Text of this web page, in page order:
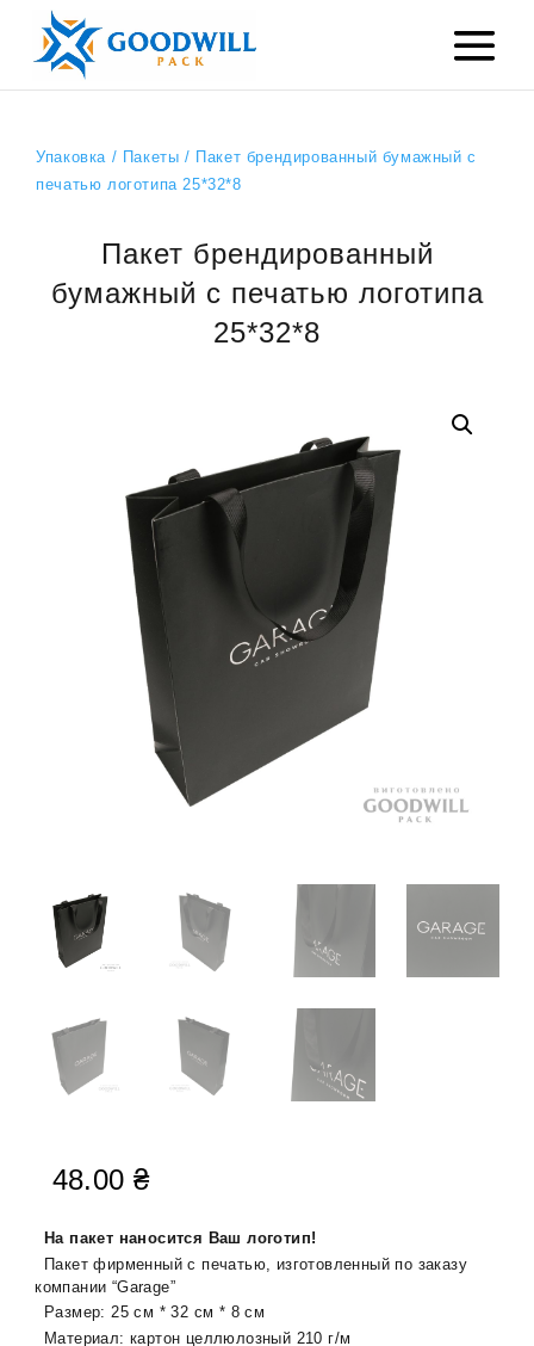
Упаковка/ Пакеты / Пакет брендированный бумажный с
печатью логотипа 25*32*8
Пакет брендированный
бумажный с печатью логотипа
25*32*8
48.00 ₴
На пакет наносится Ваш логотип!
Пакет фирменный с печатью, изготовленный по заказу
компании “Garage”
Размер: 25 см * 32 см * 8 см
Материал: картон целлюлозный 210 г/м